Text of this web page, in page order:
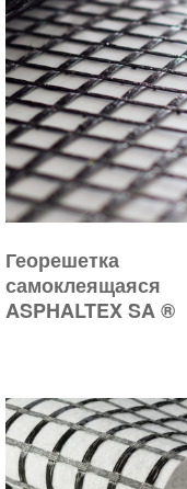
Георешетка
самоклеящаяся
ASPHALTEX SA ®